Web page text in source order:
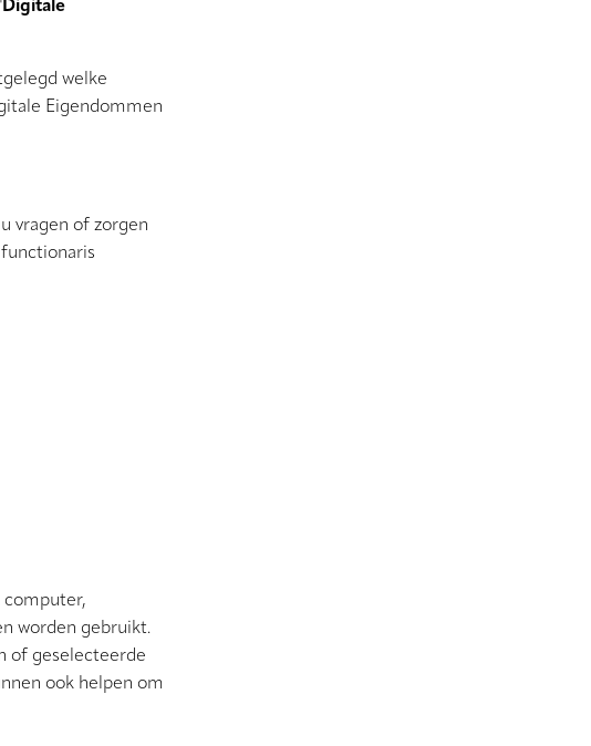
Digitale
welke
Eigendommen
vragen of zorgen
computer,
worden gebruikt.
of geselecteerde
ook helpen om